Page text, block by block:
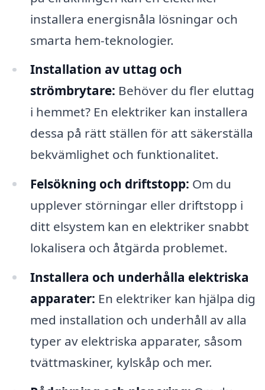
installera energisnåla lösningar och
smarta hem-teknologier.
Installation av uttag och
strömbrytare: Behöver du fler eluttag
i hemmet? En elektriker kan installera
dessa på rätt ställen för att säkerställa
bekvämlighet och funktionalitet.
Felsökning och driftstopp: Om du
upplever störningar eller driftstopp i
ditt elsystem kan en elektriker snabbt
lokalisera och åtgärda problemet.
Installera och underhålla elektriska
apparater: En elektriker kan hjälpa dig
med installation och underhåll av alla
typer av elektriska apparater, såsom
tvättmaskiner, kylskåp och mer.